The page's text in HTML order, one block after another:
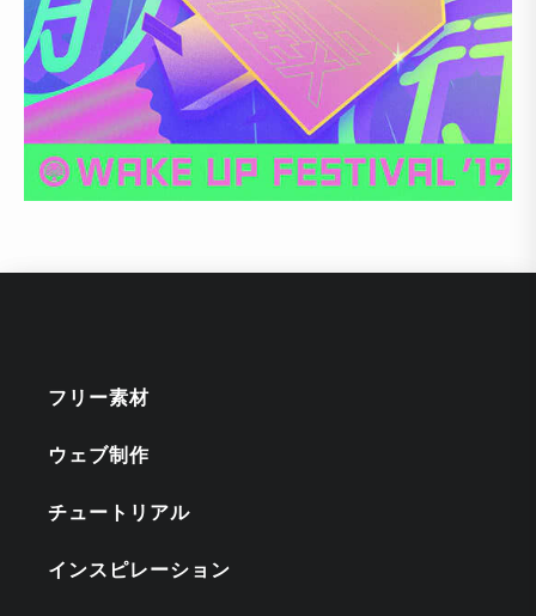
フリー素材
ウェブ制作
チュートリアル
インスピレーション